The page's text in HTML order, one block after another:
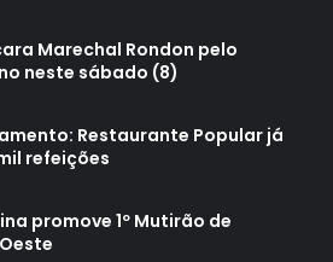
Marechal Rondon pelo
neste sábado (8)
Restaurante Popular já
refeições
promove 1º Mutirão de